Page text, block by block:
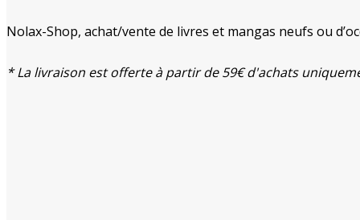
Nolax-Shop, achat/vente de livres et mangas neufs ou
* La livraison est offerte à partir de 59€ d'achats